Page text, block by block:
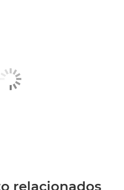
relacionados